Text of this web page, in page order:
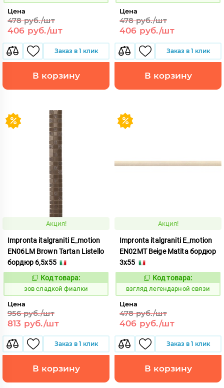
Цена
478 руб./шт
406 руб./шт
Заказ в 1 клик
В корзину
Цена
478 руб./шт
406 руб./шт
Заказ в 1 клик
В корзину
Акция!
Impronta italgraniti E_motion
EN06LM Brown Tartan Listello
бордюр 6,5x55
511489
Код товара:
зов сладкой фиалки
Цена
956 руб./шт
813 руб./шт
Заказ в 1 клик
В корзину
Акция!
Impronta italgraniti E_motion
EN02MT Beige Matita бордюр
3x55
130461
Код товара:
взгляд легендарной связи
Цена
478 руб./шт
406 руб./шт
Заказ в 1 клик
В корзину